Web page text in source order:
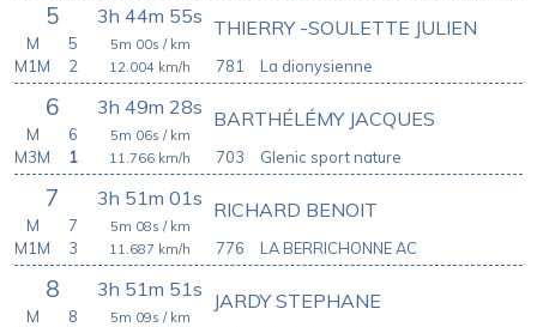
5 3h 44m 55s
781
THIERRY -SOULETTE JULIEN
5m 00s / km
12.004 km/h
M
5
M1M
2 La dionysienne
6 3h 49m 28s
703
BARTHÉLÉMY JACQUES
5m 06s / km
11.766 km/h
M
6
M3M
1 Glenic sport nature
7 3h 51m 01s
776
RICHARD BENOIT
5m 08s / km
11.687 km/h
M
7
M1M
3 LA BERRICHONNE AC
8 3h 51m 51s JARDY STEPHANE
5m 09s / km
M
8